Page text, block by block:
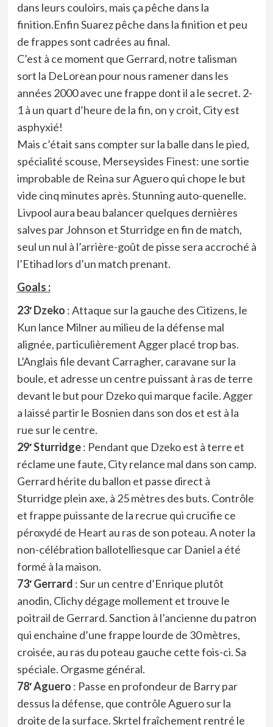
dans leurs couloirs, mais ça pêche dans la
finition.Enfin Suarez pêche dans la finition et peu
de frappes sont cadrées au final.
C’est à ce moment que Gerrard, notre talisman
sort la DeLorean pour nous ramener dans les
années 2000 avec une frappe dont il a le secret. 2-
1 à un quart d’heure de la fin, on y croit, City est
asphyxié!
Mais c’était sans compter sur la balle dans le pied,
spécialité scouse, Merseysides Finest: une sortie
improbable de Reina sur Aguero qui chope le but
vide cinq minutes après. Stunning auto-quenelle.
Livpool aura beau balancer quelques dernières
salves par Johnson et Sturridge en fin de match,
seul un nul à l’arrière-goût de pisse sera accroché à
l’Etihad lors d’un match prenant.
Goals :
23′ Dzeko : Attaque sur la gauche des Citizens, le
Kun lance Milner au milieu de la défense mal
alignée, particulièrement Agger placé trop bas.
L’Anglais file devant Carragher, caravane sur la
boule, et adresse un centre puissant à ras de terre
devant le but pour Dzeko qui marque facile. Agger
a laissé partir le Bosnien dans son dos et est à la
rue sur le centre.
29′ Sturridge: Pendant que Dzeko est à terre et
réclame une faute, City relance mal dans son camp.
Gerrard hérite du ballon et passe direct à
Sturridge plein axe, à 25 mètres des buts. Contrôle
et frappe puissante de la recrue qui crucifie ce
péroxydé de Heart au ras de son poteau. A noter la
non-célébration ballotelliesque car Daniel a été
formé à la maison.
73′ Gerrard : Sur un centre d’Enrique plutôt
anodin, Clichy dégage mollement et trouve le
poitrail de Gerrard. Sanction à l’ancienne du patron
qui enchaine d’une frappe lourde de 30 mètres,
croisée, au ras du poteau gauche cette fois-ci. Sa
spéciale. Orgasme général.
78′ Aguero : Passe en profondeur de Barry par
dessus la défense, que contrôle Aguero sur la
droite de la surface. Skrtel fraîchement rentré le